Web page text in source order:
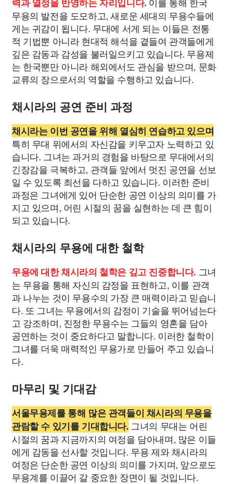
무용의 발전을 도모하고, 새로운 세대의 무용수들에
게는 귀감이 됩니다. 무대에 서게 되는 이들은 전통
적 기법뿐 아니라 현대적 해석을 곁들여 관객들에게
깊은 감동과 감성을 불러일으키고 있습니다. 무용제
는 한국뿐만 아니라 해외에서도 관심을 받으며, 문화
교류의 장으로서의 역할을 수행하고 있습니다.
채시라의 공연 준비 과정
채시라는 이번 공연을 위해 열심히 연습하고 있으며
특히 무대 위에서의 자신감을 키우고자 노력하고 있
습니다. 그녀는 과거의 경험을 바탕으로 무대에서의
긴장감을 극복하고, 관객들 앞에서 멋진 공연을 선보
일 수 있도록 최선을 다하고 있습니다. 이러한 준비
과정은 그녀에게 있어 단순한 공연 이상의 의미를 가
지고 있으며, 어린 시절의 꿈을 실현하는 데 큰 힘이
되고 있습니다.
채시라의 무용에 대한 철학
무용에 대한 채시라의 철학은 깊고 진중합니다. 그녀
는 무용을 통해 자신의 감정을 표현하고, 이를 관객
과 나누는 것이 무용수의 가장 큰 매력이라고 믿습니
다. 또 그녀는 무용에서의 감정이 기술을 뛰어넘는다
고 강조하며, 진정한 무용수는 그들의 영혼을 담아
공연하는 것이 중요하다고 말합니다. 이러한 철학이
그녀를 더욱 매력적인 무용가로 만들어 주고 있습니
다.
마무리 및 기대감
서울무용제를 통해 많은 관객들이 채시라의 무용을
관람할 수 있기를 기대합니다. 그녀의 무대는 어린
시절의 꿈과 지금까지의 여정을 담아내며, 많은 이들
에게 감동을 선사할 것입니다. 무용 제와 채시라의
여정은 단순한 공연 이상의 의미를 가지며, 앞으로도
무용계를 이끌어 갈 중요한 장면이 될 것입니다.